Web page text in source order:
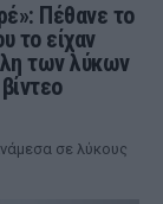
Πέθανε το
το είχαν
των λύκων
σε λύκους